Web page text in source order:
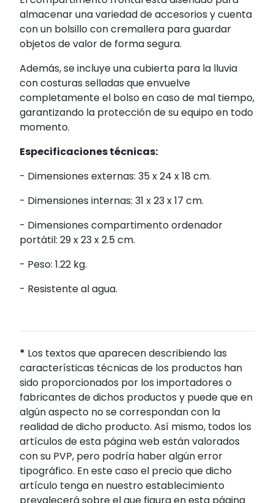
almacenar una variedad de accesorios y cuenta
con un bolsillo con cremallera para guardar
objetos de valor de forma segura.
Además, se incluye una cubierta para la lluvia
con costuras selladas que envuelve
completamente el bolso en caso de mal tiempo,
garantizando la protección de su equipo en todo
momento.
Especificaciones técnicas:
- Dimensiones externas: 35 x 24 x 18 cm.
- Dimensiones internas: 31 x 23 x 17 cm.
- Dimensiones compartimento ordenador
portátil: 29 x 23 x 2.5 cm.
- Peso: 1.22 kg.
- Resistente al agua.
* Los textos que aparecen describiendo las
características técnicas de los productos han
sido proporcionados por los importadores o
fabricantes de dichos productos y puede que en
algún aspecto no se correspondan con la
realidad de dicho producto. Así mismo, todos los
artículos de esta página web están valorados
con su PVP, pero podría haber algún error
tipográfico. En este caso el precio que dicho
artículo tenga en nuestro establecimiento
prevalecerá sobre el que figura en esta página